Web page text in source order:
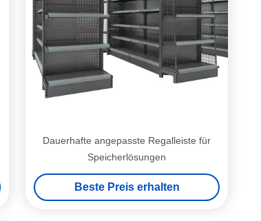
Dauerhafte angepasste Regalleiste für
Speicherlösungen
Beste Preis erhalten